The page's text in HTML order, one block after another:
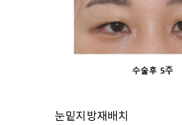
눈밑지방재배치